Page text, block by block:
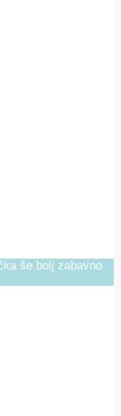
še bolj zabavno